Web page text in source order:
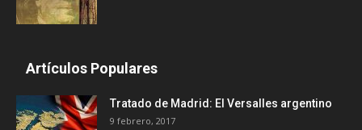
Artículos Populares
Tratado de Madrid: El Versalles argentino
9 febrero, 2017